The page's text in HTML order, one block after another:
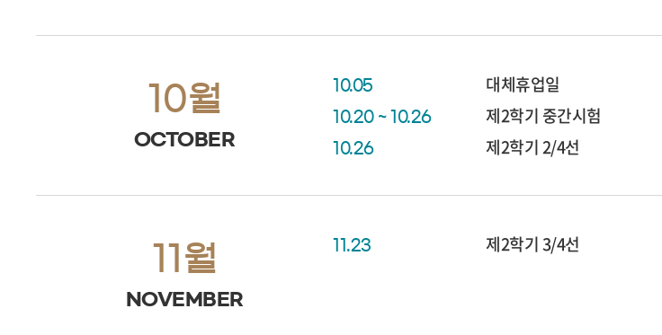
10월
OCTOBER
10.05 대체휴업일
10.20 ~ 10.26 제2학기 중간시험
10.26 제2학기 2/4선
11월
NOVEMBER
11.23 제2학기 3/4선